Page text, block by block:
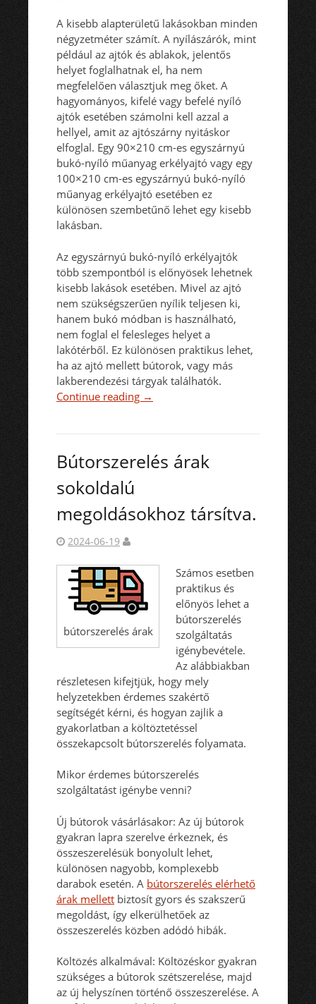
A kisebb alapterületű lakásokban minden
négyzetméter számít. A nyílászárók, mint
például az ajtók és ablakok, jelentős
helyet foglalhatnak el, ha nem
megfelelően választjuk meg őket. A
hagyományos, kifelé vagy befelé nyíló
ajtók esetében számolni kell azzal a
hellyel, amit az ajtószárny nyitáskor
elfoglal. Egy 90×210 cm-es egyszárnyú
bukó-nyíló műanyag erkélyajtó vagy egy
100×210 cm-es egyszárnyú bukó-nyíló
műanyag erkélyajtó esetében ez
különösen szembetűnő lehet egy kisebb
lakásban.
Az egyszárnyú bukó-nyíló erkélyajtók
több szempontból is előnyösek lehetnek
kisebb lakások esetében. Mivel az ajtó
nem szükségszerűen nyílik teljesen ki,
hanem bukó módban is használható,
nem foglal el felesleges helyet a
lakótérből. Ez különösen praktikus lehet,
ha az ajtó mellett bútorok, vagy más
lakberendezési tárgyak találhatók.
Continue reading →
Bútorszerelés árak
sokoldalú
megoldásokhoz társítva.
2024-06-19
bútorszerelés árak
Számos esetben
praktikus és
előnyös lehet a
bútorszerelés
szolgáltatás
igénybevétele.
Az alábbiakban
részletesen kifejtjük, hogy mely
helyzetekben érdemes szakértő
segítségét kérni, és hogyan zajlik a
gyakorlatban a költöztetéssel
összekapcsolt bútorszerelés folyamata.
Mikor érdemes bútorszerelés
szolgáltatást igénybe venni?
Új bútorok vásárlásakor: Az új bútorok
gyakran lapra szerelve érkeznek, és
összeszerelésük bonyolult lehet,
különösen nagyobb, komplexebb
darabok esetén. A bútorszerelés elérhető
árak mellett biztosít gyors és szakszerű
megoldást, így elkerülhetőek az
összeszerelés közben adódó hibák.
Költözés alkalmával: Költözéskor gyakran
szükséges a bútorok szétszerelése, majd
az új helyszínen történő összeszerelése. A